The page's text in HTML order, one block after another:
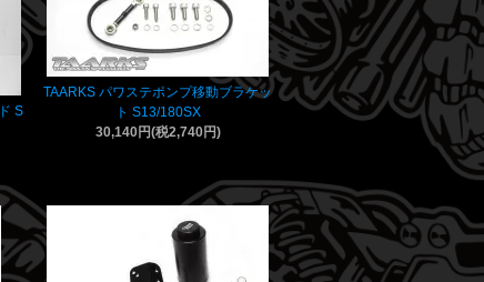
S
TAARKS パワステポンプ移動ブラケッ
ト S13/180SX
30,140円(税2,740円)